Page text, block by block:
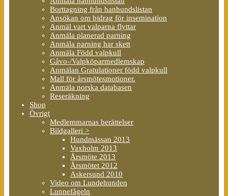
Borttagning från hanhundslistan
Ansökan om bidrag för insemination
Anmäl vart valparna flyttar
Anmäla planerad parning
Anmäla parning har skett
Anmäla Född valpkull
Gåvo-/Valpköparmedlemskap
Anmälan Gratulationer född valpkull
Mall för årsmötesmotioner.
Anmäla norska databasen
Reseräkning
Shop
Övrigt
Medlemmarnas berättelser
Bildgalleri >
Hundmässan 2013
Vaxholm 2013
Årsmöte 2013
Årsmötet 2012
Askersund 2010
Video om Lundehunden
Lunnefågeln